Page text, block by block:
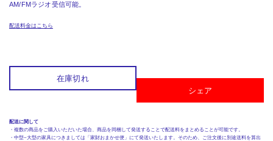
AM/FMラジオ受信可能。
配送料金はこちら
シェア
在庫切れ
配送に関して
・複数の商品をご購入いただいた場合、商品を同梱して発送することで配送料をまとめることが可能です。
・中型~大型の家具につきましては「家財おまかせ便」にて発送いたします。そのため、ご注文後に別途送料を算出